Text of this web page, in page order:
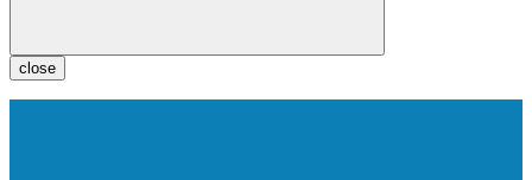
close